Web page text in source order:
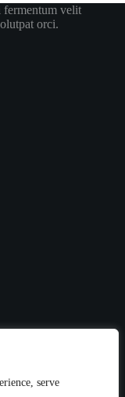
serve
fermentum velit
orci.